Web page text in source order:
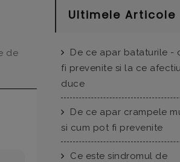
de
Ultimele Articole
De ce apar bataturile -
fi prevenite si la ce
duce
De ce apar crampele
si cum pot fi prevenite
Ce este sindromul de